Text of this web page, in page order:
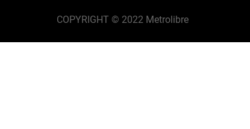
COPYRIGHT © 2022 Metrolibre